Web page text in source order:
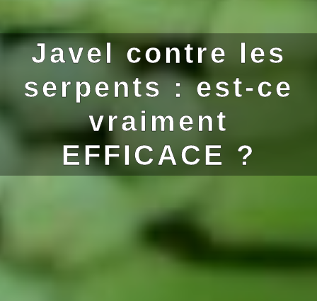
Javel contre les
serpents : est-ce
vraiment
EFFICACE ?